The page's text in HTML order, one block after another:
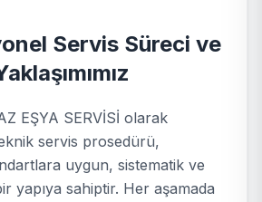
Servis Süreci ve
EŞYA SERVİSİ olarak
servis prosedürü,
uygun, sistematik ve
yapıya sahiptir. Her aşamada